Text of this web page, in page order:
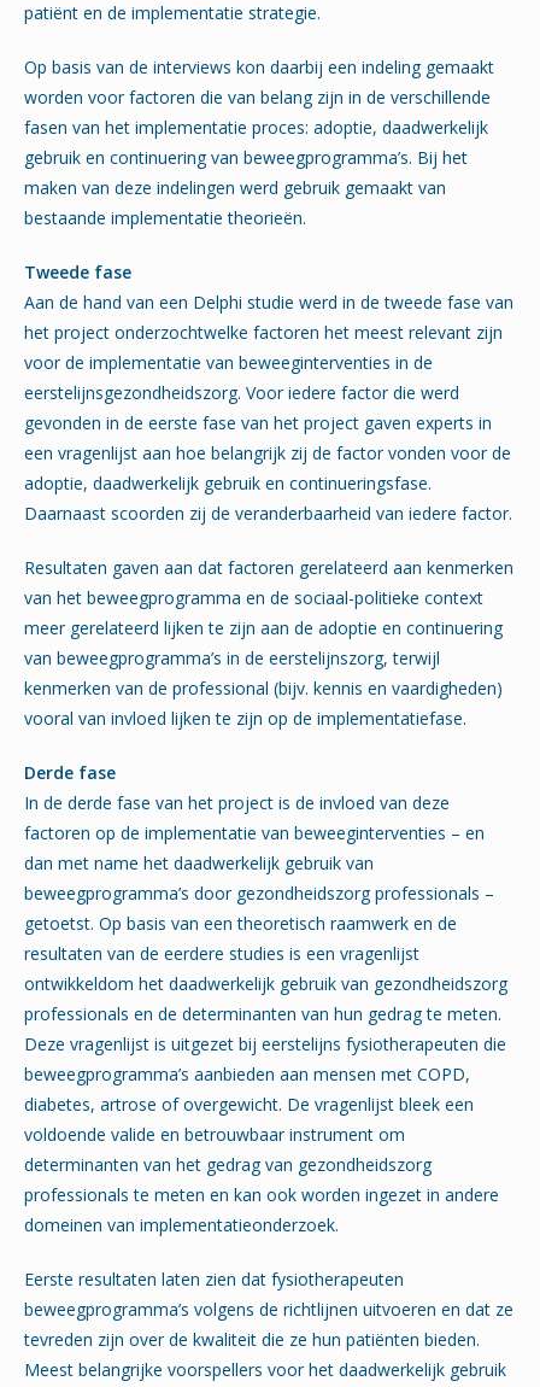
patiënt en de implementatie strategie.
Op basis van de interviews kon daarbij een indeling gemaakt
worden voor factoren die van belang zijn in de verschillende
fasen van het implementatie proces: adoptie, daadwerkelijk
gebruik en continuering van beweegprogramma’s. Bij het
maken van deze indelingen werd gebruik gemaakt van
bestaande implementatie theorieën.
Tweede fase
Aan de hand van een Delphi studie werd in de tweede fase van
het project onderzochtwelke factoren het meest relevant zijn
voor de implementatie van beweeginterventies in de
eerstelijnsgezondheidszorg. Voor iedere factor die werd
gevonden in de eerste fase van het project gaven experts in
een vragenlijst aan hoe belangrijk zij de factor vonden voor de
adoptie, daadwerkelijk gebruik en continueringsfase.
Daarnaast scoorden zij de veranderbaarheid van iedere factor.
Resultaten gaven aan dat factoren gerelateerd aan kenmerken
van het beweegprogramma en de sociaal-politieke context
meer gerelateerd lijken te zijn aan de adoptie en continuering
van beweegprogramma’s in de eerstelijnszorg, terwijl
kenmerken van de professional (bijv. kennis en vaardigheden)
vooral van invloed lijken te zijn op de implementatiefase.
Derde fase
In de derde fase van het project is de invloed van deze
factoren op de implementatie van beweeginterventies – en
dan met name het daadwerkelijk gebruik van
beweegprogramma’s door gezondheidszorg professionals –
getoetst. Op basis van een theoretisch raamwerk en de
resultaten van de eerdere studies is een vragenlijst
ontwikkeldom het daadwerkelijk gebruik van gezondheidszorg
professionals en de determinanten van hun gedrag te meten.
Deze vragenlijst is uitgezet bij eerstelijns fysiotherapeuten die
beweegprogramma’s aanbieden aan mensen met COPD,
diabetes, artrose of overgewicht. De vragenlijst bleek een
voldoende valide en betrouwbaar instrument om
determinanten van het gedrag van gezondheidszorg
professionals te meten en kan ook worden ingezet in andere
domeinen van implementatieonderzoek.
Eerste resultaten laten zien dat fysiotherapeuten
beweegprogramma’s volgens de richtlijnen uitvoeren en dat ze
tevreden zijn over de kwaliteit die ze hun patiënten bieden.
Meest belangrijke voorspellers voor het daadwerkelijk gebruik